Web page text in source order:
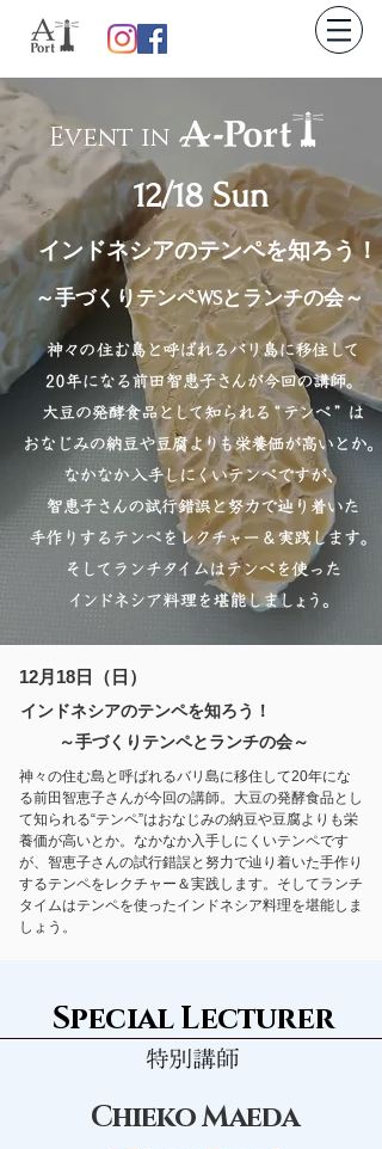
Event in
12/18 Sun
インドネシアのテンペを知ろう！
～手づくりテンペWSとランチの会～
12月18 日（日）
インドネシアのテンペを知ろう！
～手づくりテンペとランチの会～
神々の住む島と呼ばれるバリ島に移住して20年にな
る前田智恵子さんが今回の講師。大豆の発酵食品とし
て知られる“テンペ”はおなじみの納豆や豆腐よりも栄
養価が高いとか。なかなか入手しにくいテンペです
が、智恵子さんの試行錯誤と努力で辿り着いた手作り
するテンペをレクチャー＆実践します。そしてランチ
タイムはテンペを使ったインドネシア料理を堪能しま
しょう。
Special Lecturer
Chieko Maeda